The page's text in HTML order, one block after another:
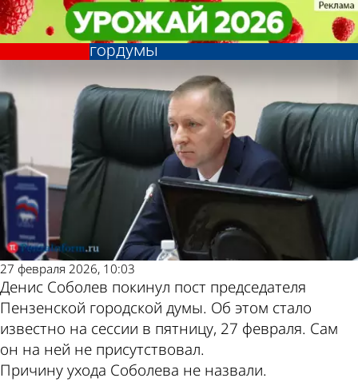
Денис Соболев перестал быть
председателем Пензенской
гордумы
Политика
27 февраля 2026, 10:03
Денис Соболев покинул пост председателя
Пензенской городской думы. Об этом стало
известно на сессии в пятницу, 27 февраля. Сам
он на ней не присутствовал.
Причину ухода Соболева не назвали.
Денис Соболев перестал быть
председателем Пензенской
гордумы
Политика
Другие новости по
теме
Погода и курсы
валют в Пензе